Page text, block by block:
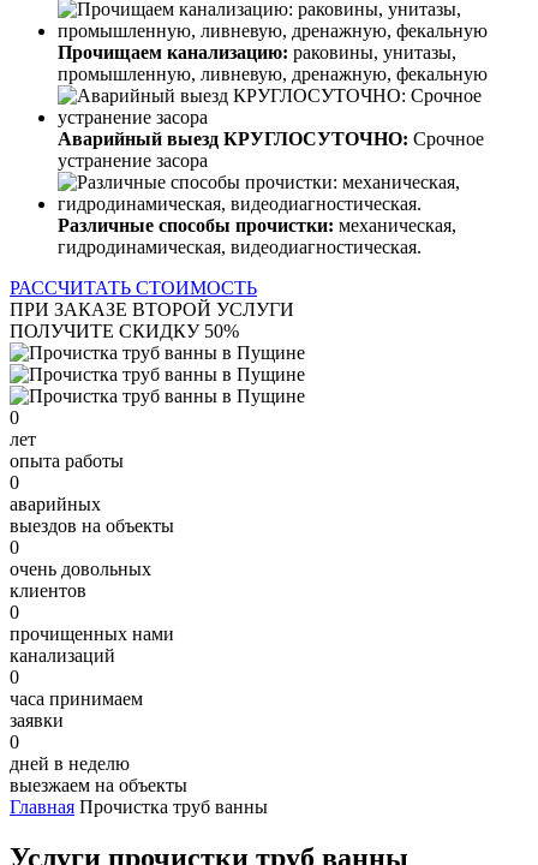
Прочищаем канализацию: раковины, унитазы,
промышленную, ливневую, дренажную, фекальную
Аварийный выезд КРУГЛОСУТОЧНО: Срочное
устранение засора
Различные способы прочистки: механическая,
гидродинамическая, видеодиагностическая.
РАССЧИТАТЬ СТОИМОСТЬ
ПРИ ЗАКАЗЕ ВТОРОЙ УСЛУГИ
ПОЛУЧИТЕ СКИДКУ 50%
0
лет
опыта работы
0
аварийных
выездов на объекты
0
очень довольных
клиентов
0
прочищенных нами
канализаций
0
часа принимаем
заявки
0
дней в неделю
выезжаем на объекты
Главная Прочистка труб ванны
Услуги прочистки труб ванны